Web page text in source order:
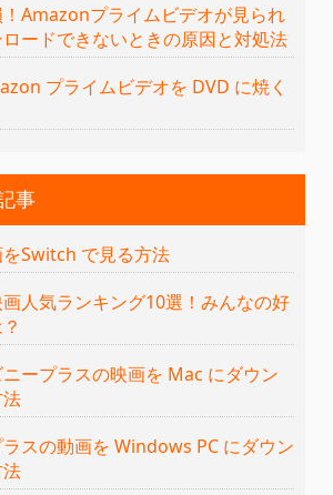
Amazonプライムビデオが見られ
ードできないときの原因と対処法
プライムビデオを DVD に焼く
事
Switch で見る方法
人気ランキング10選！みんなの好
ープラスの映画を Mac にダウン
スの動画を Windows PC にダウン